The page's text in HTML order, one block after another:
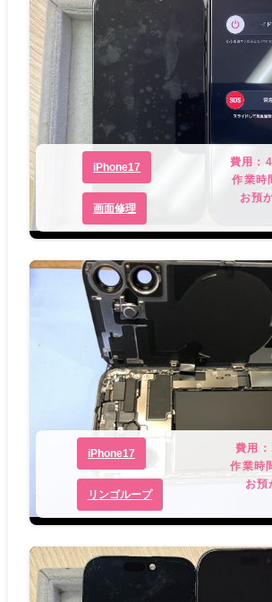
iPhone17
画面修理
費用：
作業時
お預
iPhone17
リンゴループ
費用：
作業時
お預